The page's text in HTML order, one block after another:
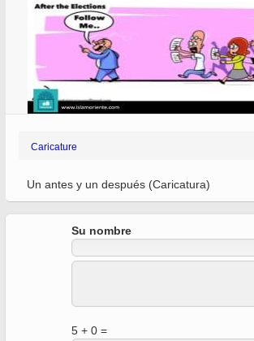
Caricature
Un antes y un después (Caricatura)
Su nombre
5 + 0 =